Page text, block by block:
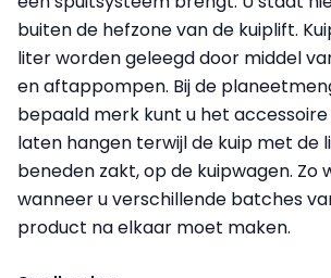
buiten de hefzone van de kuiplift.
liter worden geleegd door middel
en aftappompen. Bij de
bepaald merk kunt u het
laten hangen terwijl de kuip met de
beneden zakt, op de kuipwagen. Zo
wanneer u verschillende batches
product na elkaar moet maken.